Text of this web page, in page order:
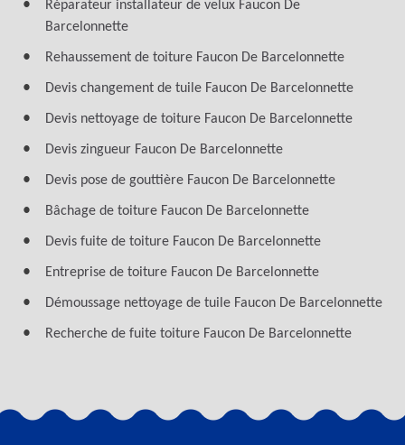
Réparateur installateur de velux Faucon De
Barcelonnette
Rehaussement de toiture Faucon De Barcelonnette
Devis changement de tuile Faucon De Barcelonnette
Devis nettoyage de toiture Faucon De Barcelonnette
Devis zingueur Faucon De Barcelonnette
Devis pose de gouttière Faucon De Barcelonnette
Bâchage de toiture Faucon De Barcelonnette
Devis fuite de toiture Faucon De Barcelonnette
Entreprise de toiture Faucon De Barcelonnette
Démoussage nettoyage de tuile Faucon De Barcelonnette
Recherche de fuite toiture Faucon De Barcelonnette